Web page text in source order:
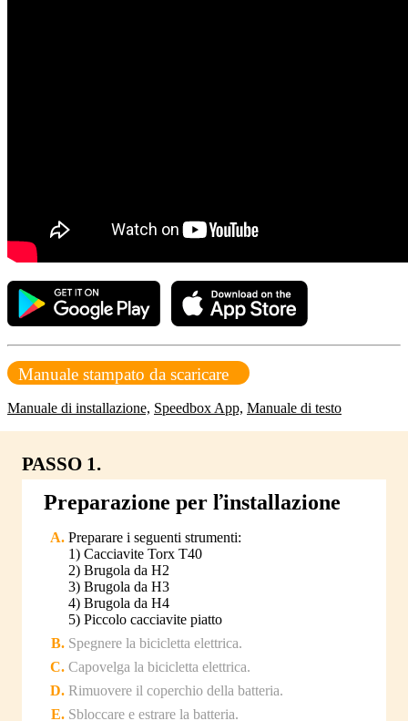
Manuale stampato da scaricare
Manuale di installazione, Speedbox App, Manuale di testo
PASSO 1.
Preparazione per ľinstallazione
Preparare i seguenti strumenti:
1) Cacciavite Torx T40
2) Brugola da H2
3) Brugola da H3
4) Brugola da H4
5) Piccolo cacciavite piatto
Spegnere la bicicletta elettrica.
Capovelga la bicicletta elettrica.
Rimuovere il coperchio della batteria.
Sbloccare e estrare la batteria.